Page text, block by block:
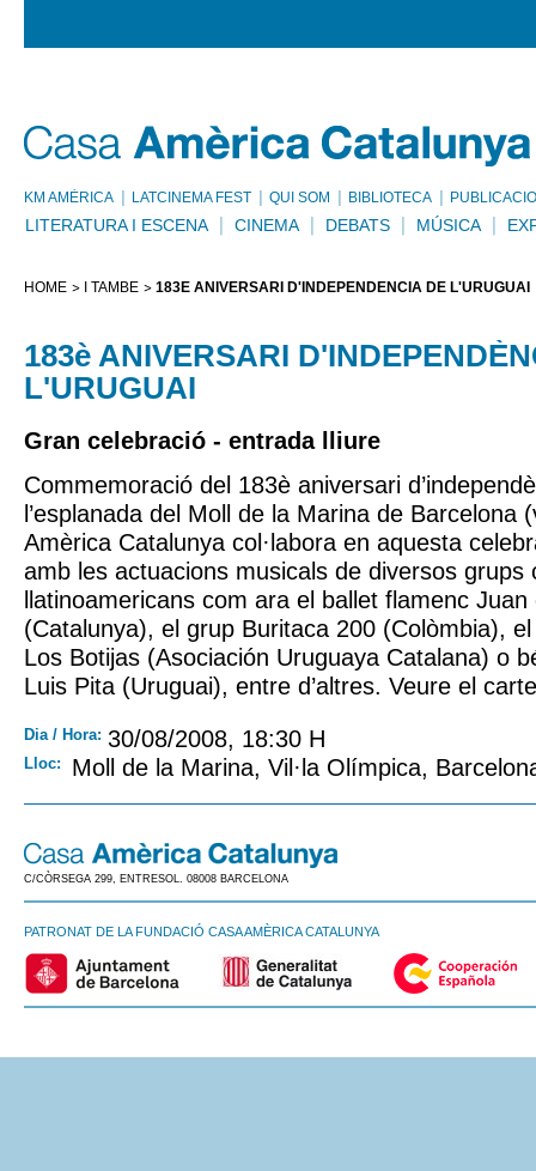
KM AMÈRICA LATCINEMA FEST QUI SOM BIBLIOTECA
LITERATURA I ESCENA CINEMA DEBATS MÚSICA
HOME I TAMBÉ 183È ANIVERSARI D'INDEPENDÈNCIA DE L'URUGUAI
183è ANIVERSARI
L'URUGUAI
Gran celebració - entrada lliure
Commemoració del 183è aniversari
l’esplanada del Moll de la Marina de Barcelona
Amèrica Catalunya col·labora en aquesta
amb les actuacions musicals de diversos grups
llatinoamericans com ara el ballet flamenc Juan
(Catalunya), el grup Buritaca 200 (Colòmbia),
Los Botijas (Asociación Uruguaya Catalana) o
Luis Pita (Uruguai), entre d’altres. Veure el
Dia / Hora: 30/08/2008, 18:30 H
Lloc: Moll de la Marina, Vil·la Olímpica,
C/CÒRSEGA 299, ENTRESOL. 08008 BARCELONA
PATRONAT DE LA FUNDACIÓ CASA AMÈRICA CATALUNYA